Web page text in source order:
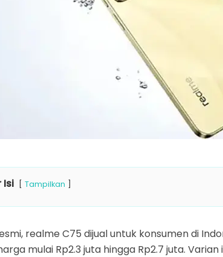
Isi Tampilkan
realme C75 dijual untuk konsumen di
mulai Rp2.3 juta hingga Rp2.7 juta.